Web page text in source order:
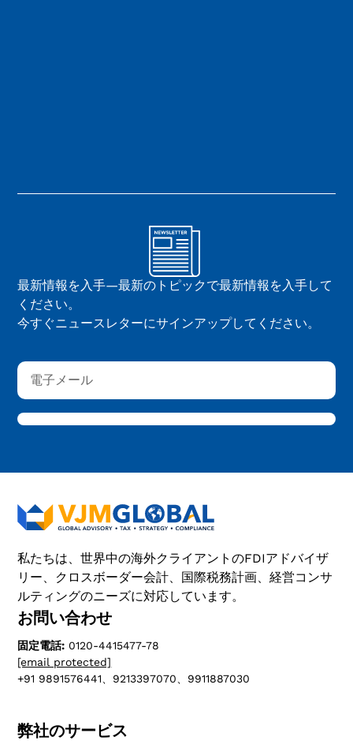
最新情報を入手—最新のトピックで最新情報を入手して
ください。
今すぐニュースレターにサインアップしてください。
私たちは、世界中の海外クライアントのFDIアドバイザ
リー、クロスボーダー会計、国際税務計画、経営コンサ
ルティングのニーズに対応しています。
お問い合わせ
固定電話: 0120-4415477-78
[email protected]
+91 9891576441、9213397070、9911887030
弊社のサービス